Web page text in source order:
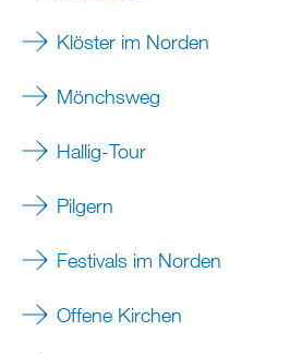
Klöster im Norden
Mönchsweg
Hallig-Tour
Pilgern
Festivals im Norden
Offene Kirchen